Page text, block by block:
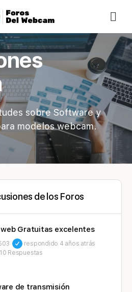
sobre Software y
modelos webcam.
de los Foros
Gratuitas excelentes
respondido 4 años atrás
10 Respuestas
de transmisión